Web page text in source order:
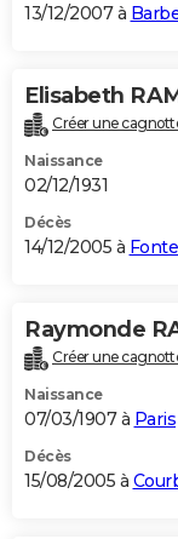
13/12/2007 à
Elisabeth
Créer une
Naissance
02/12/1931
Décès
14/12/2005 à
Raymonde
Créer une
Naissance
07/03/1907 à Paris
Décès
15/08/2005 à